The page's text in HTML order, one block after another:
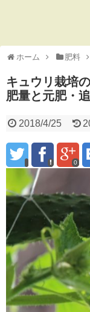
ホーム 肥料
キュウリ栽培
肥量と元肥・
2018/4/25
0